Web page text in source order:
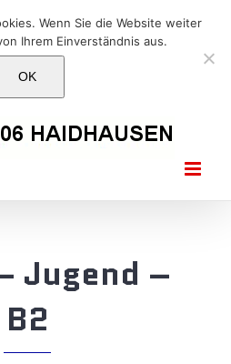
Instagram
E-
Jugend –
B2
Wenn Sie die Website weiter
Ihrem Einverständnis aus.
OK